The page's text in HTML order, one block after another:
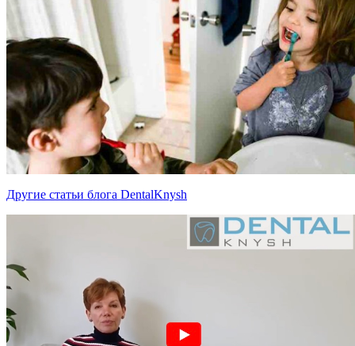
Другие статьи блога DentalKnysh